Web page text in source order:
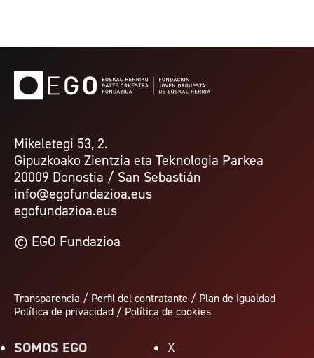
Mikeletegi 53, 2.
Gipuzkoako Zientzia eta Teknologia Parkea
20009 Donostia / San Sebastián
info@egofundazioa.eus
egofundazioa.eus
© EGO Fundazioa
Transparencia / Perfil del contratante / Plan de igualdad
Política de privacidad / Política de cookies
X
SOMOS EGO